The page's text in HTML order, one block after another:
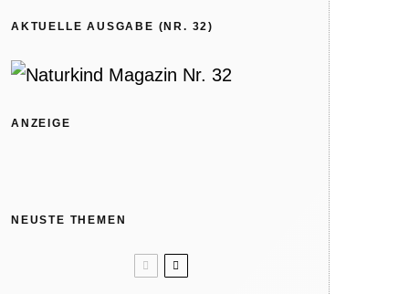
AKTUELLE AUSGABE (NR. 32)
ANZEIGE
NEUSTE THEMEN